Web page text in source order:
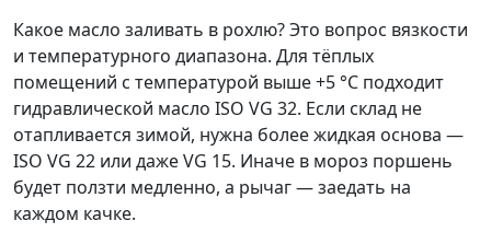
Какое масло заливать в рохлю? Это вопрос вязкости
и температурного диапазона. Для тёплых
помещений с температурой выше +5 °C подходит
гидравлической масло ISO VG 32. Если склад не
отапливается зимой, нужна более жидкая основа —
ISO VG 22 или даже VG 15. Иначе в мороз поршень
будет ползти медленно, а рычаг — заедать на
каждом качке.